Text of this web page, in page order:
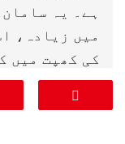
ہے۔ یہ
میں زیادہ،
کی کھپت میں
اور فصلوں
محدود نہیں